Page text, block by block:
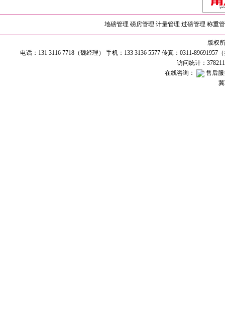
地磅管理 磅房管理 计量管理 过磅管理 称重
版权
电话：131 3116 7718（魏经理） 手机：133 3136 5577 传真：0311-
访问统计：
在线咨询：
售后